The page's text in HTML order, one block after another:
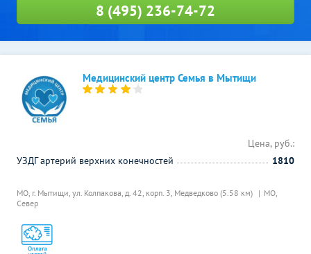
8 (495) 236-74-72
Медицинский центр Семья в Мытищи
МО, г. Мытищи, ул. Колпакова, д. 42, корп. 3, Медведково (5.58 км)
МО,
Север
Цена, руб.:
УЗДГ артерий верхних конечностей
1810